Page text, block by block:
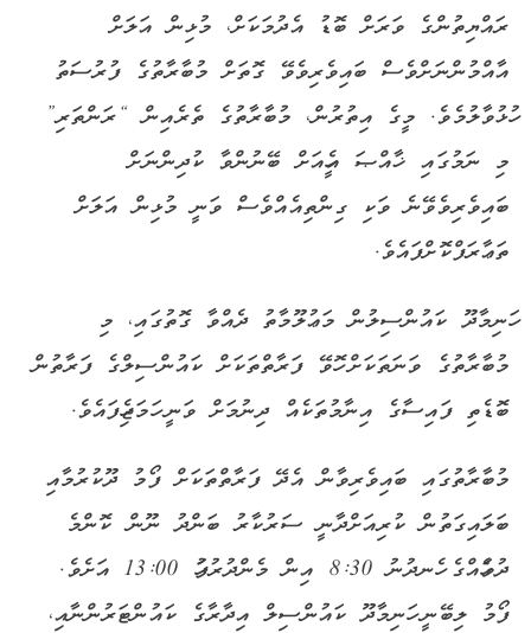
ރައްޔިތުންގެ ވަރަށް ބޮޑު އެދުމަކަށް، މުޅިން އަލަށް
އާއްމުންނަށްވެސް ބައިވެރިވެވޭ ގޮތަށް މުބާރާތުގެ ފުރުސަތު
ހުޅުވާލުމެވެ. މީގެ އިތުރުން، މުބާރާތުގެ ތެރެއިން “ރަންތަރި”
މި ނަމުގައި ޚާއްޞަ އެހީއަށް ބޭނުންވާ ކުދިންނަށް
ބައިވެރިވެވޭނެ ވަކި ގިންތިއެއްވެސް ވަނީ މުޅިން އަލަށް
ތަޢާރަފްކޮށްފައެވެ.
ހަނިމާދޫ ކައުންސިލުން މަޢުލޫމާތު ދެއްވާ ގޮތުގައި، މި
މުބާރާތުގެ ވަނަތަކަށް ހޮވޭ ފަރާތްތަކަށް ކައުންސިލްގެ ފަރާތުން
ބޮޑެތި ފައިސާގެ އިނާމުތަކެއް ދިނުމަށް ވަނީ ހަމަޖެހިފައެވެ.
މުބާރާތުގައި ބައިވެރިވާން އެދޭ ފަރާތްތަކަށް ފޯމު ދޫކުރުމާއި
ބަލައިގަތުން ކުރިއަށްދާނީ ސަރުކާރު ބަންދު ނޫން ކޮންމެ
ދުވަހެއްގެ ހެނދުނު 8:30 އިން މެންދުރުފަހު 13:00 އަށެވެ.
ފޯމު ލިބޭނީ ހަނިމާދޫ ކައުންސިލް އިދާރާގެ ކައުންޓަރުންނާއި،